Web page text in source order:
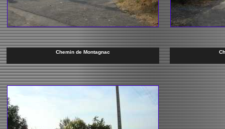
Chemin de Montagnac